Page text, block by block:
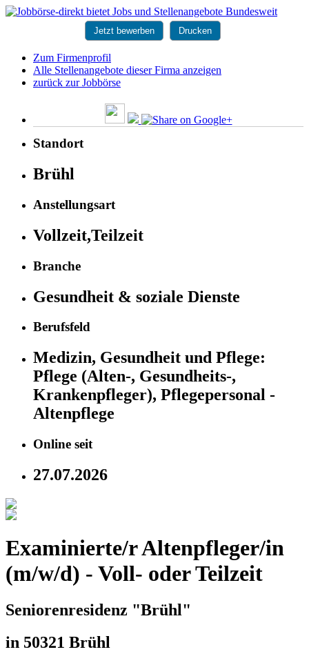
Jetzt bewerben Drucken
Zum Firmenprofil
Alle Stellenangebote dieser Firma anzeigen
zurück zur Jobbörse
Standort
Brühl
Anstellungsart
Vollzeit,Teilzeit
Branche
Gesundheit & soziale Dienste
Berufsfeld
Medizin, Gesundheit und Pflege:
Pflege (Alten-, Gesundheits-,
Krankenpfleger), Pflegepersonal -
Altenpflege
Online seit
27.07.2026
Examinierte/r Altenpfleger/in
(m/w/d) - Voll- oder Teilzeit
Seniorenresidenz "Brühl"
in 50321 Brühl